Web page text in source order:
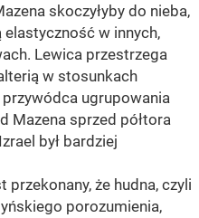
skoczyłyby do nieba,
w innych,
Lewica przestrzega
w stosunkach
ugrupowania
Mazena sprzed półtora
był bardziej
że hudna, czyli
porozumienia,